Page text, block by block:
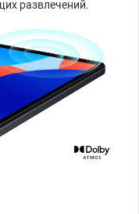
развлечений.